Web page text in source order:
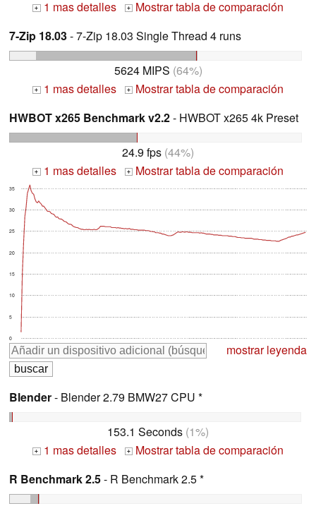
+ 1 mas detalles +
Mostrar tabla de comparación
7-Zip 18.03- 7-Zip 18.03 Single Thread 4 runs
5624 MIPS (64%)
+ 1 mas detalles +
Mostrar tabla de comparación
HWBOT x265 Benchmark v2.2- HWBOT x265 4k Preset
24.9 fps (44%)
+ 1 mas detalles + Mostrar tabla de comparación
0
5
10
15
20
25
30
35
mostrar leyenda
Blender- Blender 2.79 BMW27 CPU *
153.1 Seconds (1%)
+ 1 mas detalles +
Mostrar tabla de comparación
R Benchmark 2.5- R Benchmark 2.5 *